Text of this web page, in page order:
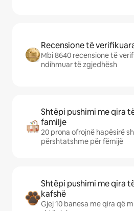
Recensione të
Mbi 8640 recensione të
ndihmuar të zgjedhësh
Shtëpi pushimi me qira
familje
20 prona ofrojnë hapësirë
përshtatshme për fëmijë
Shtëpi pushimi me qira
kafshë
Gjej 10 banesa me qira që